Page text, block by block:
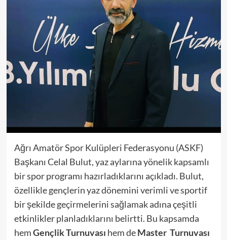
Ağrı Amatör Spor Kulüpleri Federasyonu (ASKF)
Başkanı Celal Bulut, yaz aylarına yönelik kapsamlı
bir spor programı hazırladıklarını açıkladı. Bulut,
özellikle gençlerin yaz dönemini verimli ve sportif
bir şekilde geçirmelerini sağlamak adına çeşitli
etkinlikler planladıklarını belirtti. Bu kapsamda
hemGençlik Turnuvası hem deMaster Turnuvası